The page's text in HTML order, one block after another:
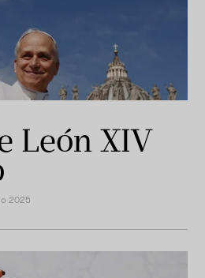
León XIV
2025